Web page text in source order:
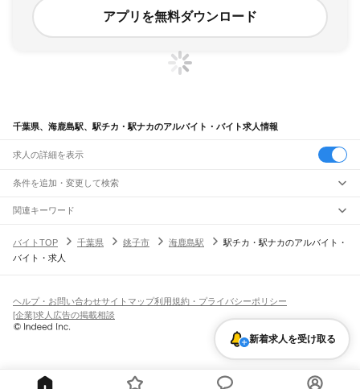
アプリを無料ダウンロード
千葉県、海鹿島駅、駅チカ・駅ナカのアルバイト・バイト求人情報
求人の詳細を表示
条件を追加・変更して検索
市区町村を追加・変更
千葉県すべて
千葉市
旭市習志野市柏市勝浦市市原市流山市八千代市我孫子市鴨川市鎌ケ谷市
君津市富津市浦安市 印西市白井市富里市南房総市
匝瑳市香取市 印旛郡 香取郡山武郡 長生郡夷隅郡
駅を追加・変更
JR中央・総武線
市川駅本八幡駅下総中山駅 津田沼駅幕張本郷駅幕張駅
新検見川駅
南酒々井駅
日向駅 横芝駅飯倉駅 干潟駅
職種を追加・変更
飲食・フードサービスすべて
ホールスタッフキッチンスタッフ
パン屋（ベーカリー）
バー（BAR）・バーテンダー
飲食店（店長・マネージャー）
営業テレフォンアポインター（テレアポ） ルートセールス
人気
日払いOK高校生歓迎 髪型・髪色自由
留学生・外国人活躍中
シフト
雇用形態を追加・変更
派遣社員
関連キーワード
バイトTOP
千葉県 銚子市 海鹿島駅
駅チカ・駅ナカのアルバイト・
バイト・求人
新着求人を受け取る
ヘルプ・お問い合わせサイトマップ利用規約・プライバシーポリシー
[企業]求人広告の掲載相談